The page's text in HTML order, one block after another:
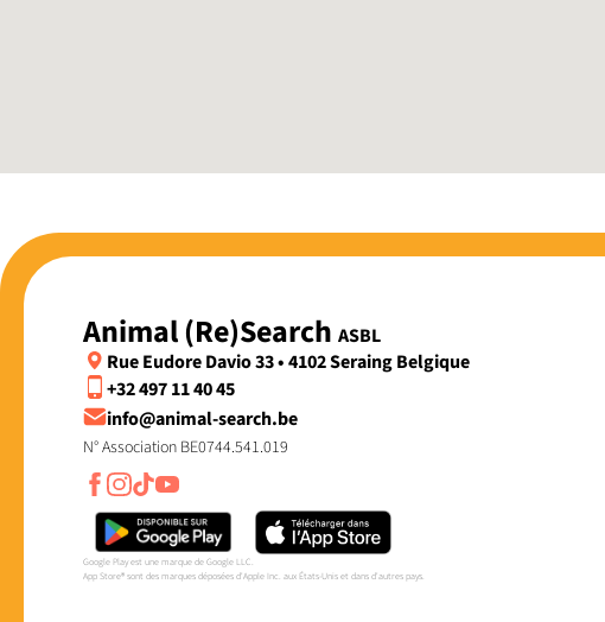
Animal (Re)Search ASBL
Rue Eudore Davio 33 • 4102 Seraing Belgique
+32 497 11 40 45
info@animal-search.be
N° Association BE0744.541.019
Google Play est une marque de Google LLC.
App Store® sont des marques déposées d'Apple Inc. aux États-Unis et dans d'autres pays.